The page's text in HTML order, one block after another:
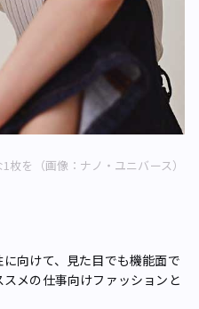
を（画像：ナノ・ユニバース）
向けて、見た目でも機能面で
メの仕事向けファッションと